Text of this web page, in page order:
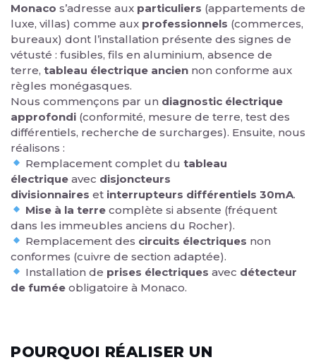
Monaco s’adresse aux particuliers (appartements de
luxe, villas) comme aux professionnels (commerces,
bureaux) dont l’installation présente des signes de
vétusté : fusibles, fils en aluminium, absence de
terre, tableau électrique ancien non conforme aux
règles monégasques.
Nous commençons par un diagnostic électrique
approfondi (conformité, mesure de terre, test des
différentiels, recherche de surcharges). Ensuite, nous
réalisons :
Remplacement complet dutableau
électrique avec disjoncteurs
divisionnaires et interrupteurs différentiels 30mA.
Mise à la terre complète si absente (fréquent
dans les immeubles anciens du Rocher).
Remplacement des circuits électriques non
conformes (cuivre de section adaptée).
Installation de prises électriques avec détecteur
de fumée obligatoire à Monaco.
POURQUOI RÉALISER UN